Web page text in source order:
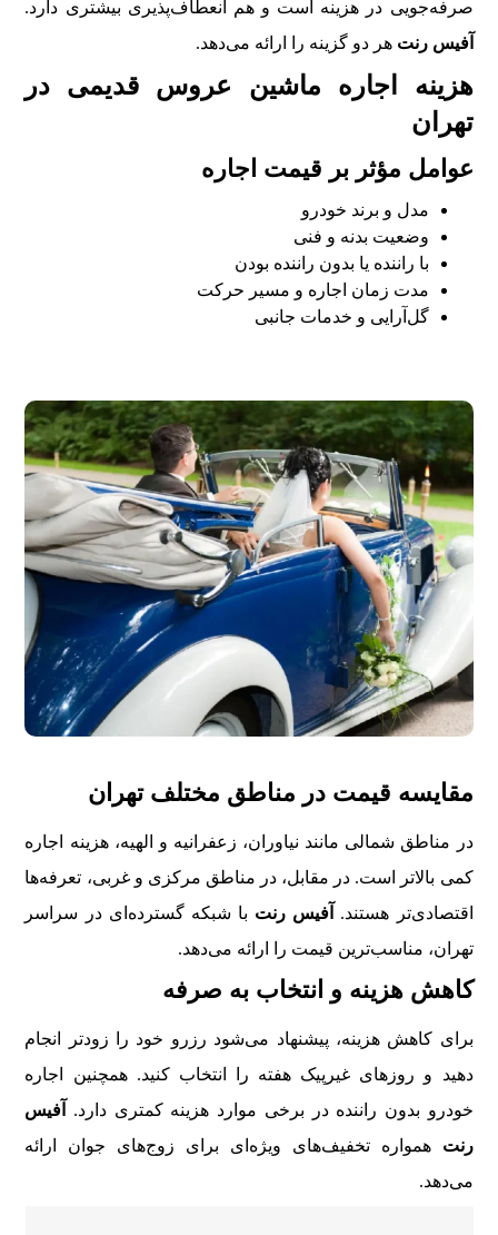
صرفه‌جویی در هزینه است و هم انعطاف‌پذیری بیشتری دارد.
آفیس رنت هر دو گزینه را ارائه می‌دهد.
هزینه اجاره ماشین عروس قدیمی در
تهران
عوامل مؤثر بر قیمت اجاره
مدل و برند خودرو
وضعیت بدنه و فنی
با راننده یا بدون راننده بودن
مدت زمان اجاره و مسیر حرکت
گل‌آرایی و خدمات جانبی
مقایسه قیمت در مناطق مختلف تهران
در مناطق شمالی مانند نیاوران، زعفرانیه و الهیه، هزینه اجاره
کمی بالاتر است. در مقابل، در مناطق مرکزی و غربی، تعرفه‌ها
اقتصادی‌تر هستند.
آفیس رنت با شبکه گسترده‌ای در سراسر
تهران، مناسب‌ترین قیمت را ارائه می‌دهد.
کاهش هزینه و انتخاب به صرفه
برای کاهش هزینه، پیشنهاد می‌شود رزرو خود را زودتر انجام
دهید و روزهای غیرپیک هفته را انتخاب کنید. همچنین اجاره
خودرو بدون راننده در برخی موارد هزینه کمتری دارد.
آفیس
رنت همواره تخفیف‌های ویژه‌ای برای زوج‌های جوان ارائه
می‌دهد.